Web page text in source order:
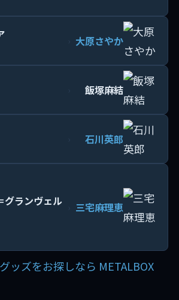
大原さやか
飯塚麻結
石川英郎
グランヴェル 三宅麻理恵
ッズをお探しなら METALBOX